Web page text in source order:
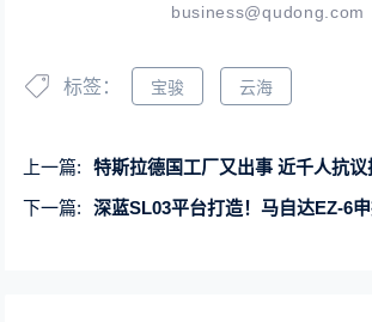
business@qudong.com
标签： 宝骏 云海
上一篇:
特斯拉德国工厂又出事 近千人抗议
下一篇:
深蓝SL03平台打造！马自达EZ-6申报